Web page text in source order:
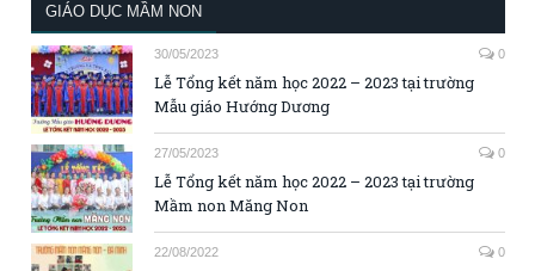
GIÁO DỤC MẦM NON
30/05/2023 0
Lễ Tổng kết năm học 2022 – 2023 tại trường
Mẫu giáo Hướng Dương
27/05/2023 0
Lễ Tổng kết năm học 2022 – 2023 tại trường
Mầm non Măng Non
22/08/2022 0